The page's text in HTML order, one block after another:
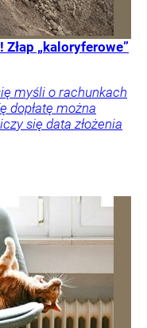
„kaloryferowe”
myśli o rachunkach
dopłatę można
się data złożenia